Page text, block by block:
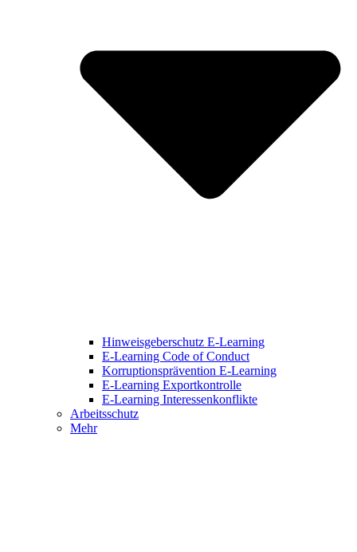
Hinweisgeberschutz E-Learning
E-Learning Code of Conduct
Korruptionsprävention E-Learning
E-Learning Exportkontrolle
E-Learning Interessenkonflikte
Arbeitsschutz
Mehr